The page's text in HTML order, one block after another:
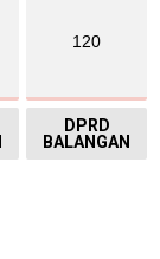
120
DPRD
BALANGAN